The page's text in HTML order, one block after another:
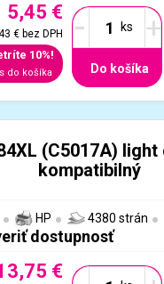
5,45 €
€bez DPH
10%!
do košíka
- +
Do košíka
(C5017A) light
kompatibilný
HP 4380 strán
dostupnosť
€